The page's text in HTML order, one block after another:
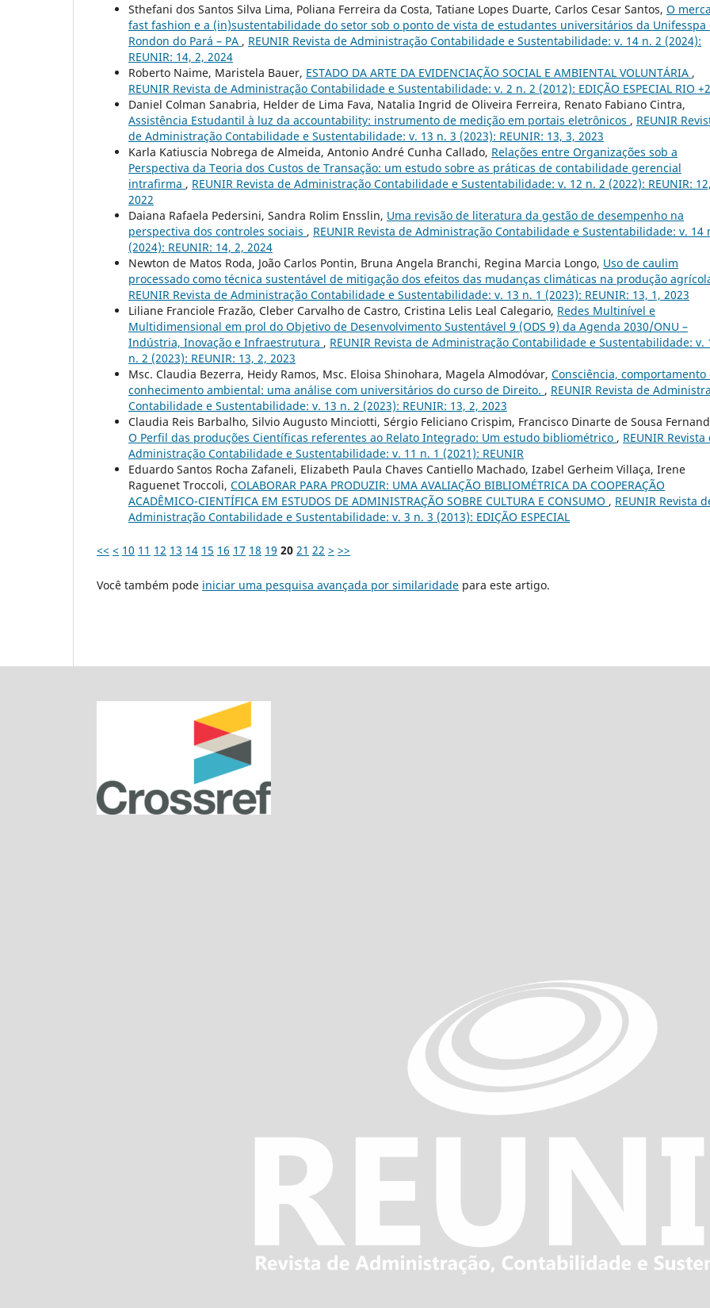
Sthefani dos Santos Silva Lima, Poliana Ferreira da Costa, Tatiane Lopes Duarte, Carlos Cesar Santos, O
fast fashion e a (in)sustentabilidade do setor sob o ponto de vista de estudantes universitários da Unifesspa
Rondon do Pará – PA , REUNIR Revista de Administração Contabilidade e Sustentabilidade: v. 14 n. 2 (2024):
REUNIR: 14, 2, 2024
Roberto Naime, Maristela Bauer, ESTADO DA ARTE DA EVIDENCIAÇÃO SOCIAL E AMBIENTAL VOLUNTÁRIA ,
REUNIR Revista de Administração Contabilidade e Sustentabilidade: v. 2 n. 2 (2012): EDIÇÃO ESPECIAL RIO
Daniel Colman Sanabria, Helder de Lima Fava, Natalia Ingrid de Oliveira Ferreira, Renato Fabiano Cintra,
Assistência Estudantil à luz da accountability: instrumento de medição em portais eletrônicos , REUNIR
de Administração Contabilidade e Sustentabilidade: v. 13 n. 3 (2023): REUNIR: 13, 3, 2023
Karla Katiuscia Nobrega de Almeida, Antonio André Cunha Callado, Relações entre Organizações sob a
Perspectiva da Teoria dos Custos de Transação: um estudo sobre as práticas de contabilidade gerencial
intrafirma , REUNIR Revista de Administração Contabilidade e Sustentabilidade: v. 12 n. 2 (2022): REUNIR:
2022
Daiana Rafaela Pedersini, Sandra Rolim Ensslin, Uma revisão de literatura da gestão de desempenho na
perspectiva dos controles sociais , REUNIR Revista de Administração Contabilidade e Sustentabilidade: v. 14
(2024): REUNIR: 14, 2, 2024
Newton de Matos Roda, João Carlos Pontin, Bruna Angela Branchi, Regina Marcia Longo, Uso de caulim
processado como técnica sustentável de mitigação dos efeitos das mudanças climáticas na produção
REUNIR Revista de Administração Contabilidade e Sustentabilidade: v. 13 n. 1 (2023): REUNIR: 13, 1, 2023
Liliane Franciole Frazão, Cleber Carvalho de Castro, Cristina Lelis Leal Calegario, Redes Multinível e
Multidimensional em prol do Objetivo de Desenvolvimento Sustentável 9 (ODS 9) da Agenda 2030/ONU –
Indústria, Inovação e Infraestrutura , REUNIR Revista de Administração Contabilidade e Sustentabilidade: v.
n. 2 (2023): REUNIR: 13, 2, 2023
Msc. Claudia Bezerra, Heidy Ramos, Msc. Eloisa Shinohara, Magela Almodóvar, Consciência, comportamento
conhecimento ambiental: uma análise com universitários do curso de Direito. , REUNIR Revista de
Contabilidade e Sustentabilidade: v. 13 n. 2 (2023): REUNIR: 13, 2, 2023
Claudia Reis Barbalho, Silvio Augusto Minciotti, Sérgio Feliciano Crispim, Francisco Dinarte de Sousa
O Perfil das produções Científicas referentes ao Relato Integrado: Um estudo bibliométrico , REUNIR Revista
Administração Contabilidade e Sustentabilidade: v. 11 n. 1 (2021): REUNIR
Eduardo Santos Rocha Zafaneli, Elizabeth Paula Chaves Cantiello Machado, Izabel Gerheim Villaça, Irene
Raguenet Troccoli, COLABORAR PARA PRODUZIR: UMA AVALIAÇÃO BIBLIOMÉTRICA DA COOPERAÇÃO
ACADÊMICO-CIENTÍFICA EM ESTUDOS DE ADMINISTRAÇÃO SOBRE CULTURA E CONSUMO , REUNIR Revista
Administração Contabilidade e Sustentabilidade: v. 3 n. 3 (2013): EDIÇÃO ESPECIAL
<< < 10 11 12 13 14 15 16 17 18 19 20 21 22 > >>
Você também pode iniciar uma pesquisa avançada por similaridade para este artigo.